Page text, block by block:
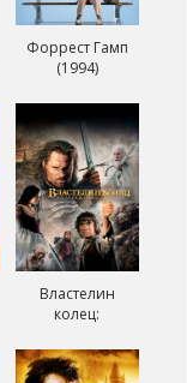
Форрест Гамп
(1994)
Властелин
колец:
короля (2003)